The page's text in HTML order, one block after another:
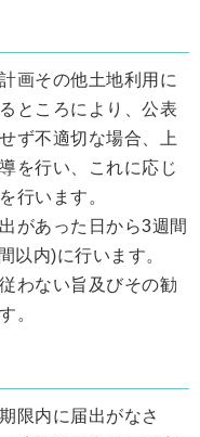
画その他土地利用に
ところにより、公表
ず不適切な場合、上
を行い、これに応じ
行います。
があった日から3週間
以内)に行います。
わない旨及びその勧
。
限内に届出がなさ